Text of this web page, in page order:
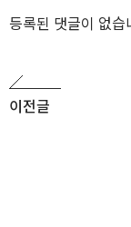
등록된 댓글이 없습
이전글